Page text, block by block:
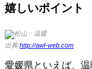
嬉しいポイント
出典:http://awl-web.com
愛媛県といえば、